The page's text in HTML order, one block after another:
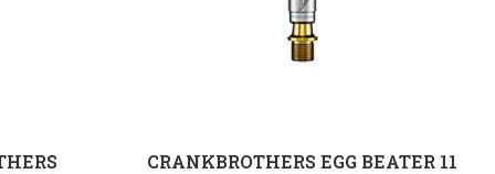
CRANKBROTHERS EGG BEATER 11